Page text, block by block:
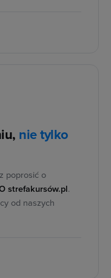
nie tylko
poprosić o
strefakursów.pl.
od naszych